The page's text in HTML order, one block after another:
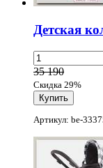
Детская
35 190
Скидка 29%
Артикул: be-